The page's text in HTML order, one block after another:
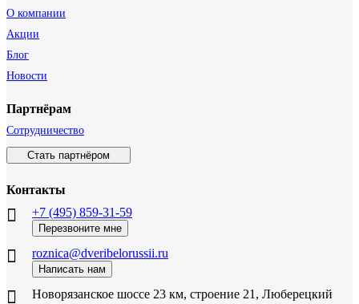
О компании
Акции
Блог
Новости
Партнёрам
Сотрудничество
Стать партнёром
Контакты
+7 (495) 859-31-59
Перезвоните мне
roznica@dveribelorussii.ru
Написать нам
Новорязанское шоссе 23 км, строение 21, Люберецкий